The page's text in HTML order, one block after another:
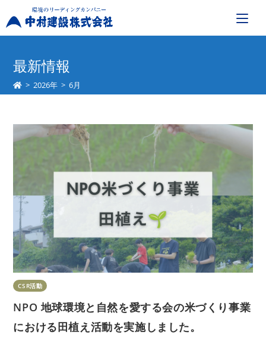
最新情報
> 2026年 > 6月
CSR活動
NPO 地球環境と自然を愛する会の米づくり事業
における田植え活動を実施しました。